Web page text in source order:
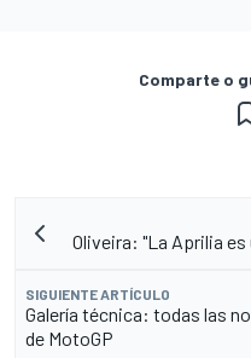
Comparte o
Oliveira: "La Aprilia
SIGUIENTE ARTÍCULO
Galería técnica: todas las
de MotoGP